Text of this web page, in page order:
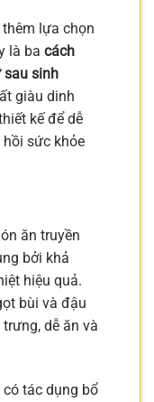
lựa chọn
là ba cách
sau sinh
giàu dinh
kế để dễ
sức khỏe
ăn truyền
bởi khả
hiệu quả.
bùi và đậu
dễ ăn và
tác dụng bổ